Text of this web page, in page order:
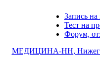
Запись на
Тест на
Форум,
МЕДИЦИНА-НН,